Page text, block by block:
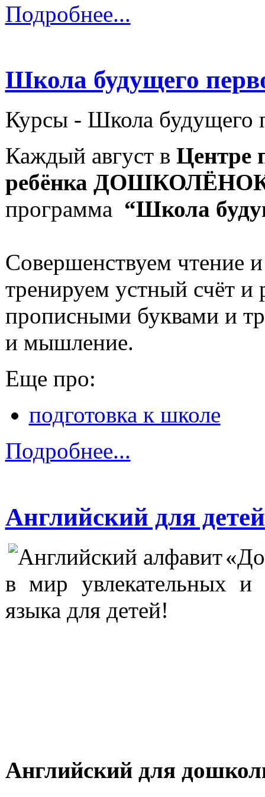
Подробнее...
Школа будущего
Курсы - Школа будущего
Каждый август в Центре
ребёнка
программа “Школа
Совершенствуем чтение и
тренируем устный счёт
прописными буквами и
и мышление.
Еще про:
подготовка к школе
Подробнее...
Английский для
в мир увлекательных и
языка для детей!
Английский для